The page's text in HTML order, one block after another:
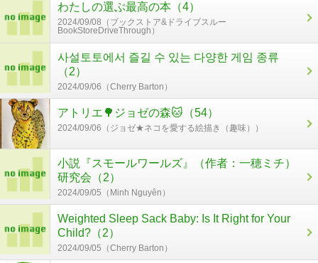
わたしの選ぶ最高の本（4）
2024/09/08（ブックストア&ドライブスルー
BookStoreDriveThrough）
사설토토에서 즐길 수 있는 다양한 게임 종류
（2）
2024/09/06（Cherry Barton）
アトリエ🌳ジョゼの森🐱（54）
2024/09/06（ジョゼ★ネコを愛する絵描き（趣味））
小説『スモールワールズ』（作者：一穂ミチ）
研究会（2）
2024/09/05（Minh Nguyễn）
Weighted Sleep Sack Baby: Is It Right for Your
Child?（2）
2024/09/05（Cherry Barton）